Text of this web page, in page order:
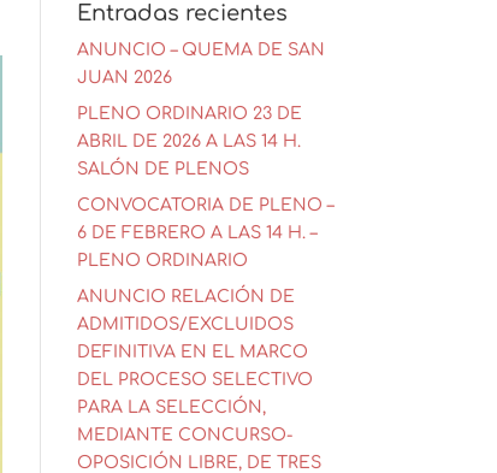
Entradas recientes
ANUNCIO – QUEMA DE SAN
JUAN 2026
PLENO ORDINARIO 23 DE
ABRIL DE 2026 A LAS 14 H.
SALÓN DE PLENOS
CONVOCATORIA DE PLENO –
6 DE FEBRERO A LAS 14 H. –
PLENO ORDINARIO
ANUNCIO RELACIÓN DE
ADMITIDOS/EXCLUIDOS
DEFINITIVA EN EL MARCO
DEL PROCESO SELECTIVO
PARA LA SELECCIÓN,
MEDIANTE CONCURSO-
OPOSICIÓN LIBRE, DE TRES